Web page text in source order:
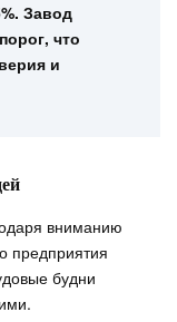
Завод
что
и
вниманию
предприятия
будни